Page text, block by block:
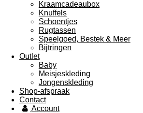
Kraamcadeaubox
Knuffels
Schoentjes
Rugtassen
Speelgoed, Bestek & Meer
Bijtringen
Outlet
Baby
Meisjeskleding
Jongenskleding
Shop-afspraak
Contact
Account